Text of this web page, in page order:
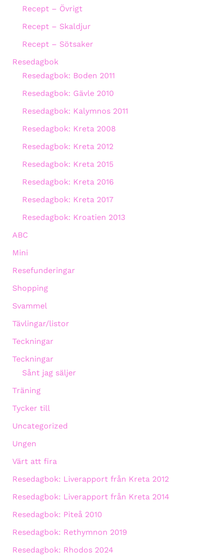
Recept – Övrigt
Recept – Skaldjur
Recept – Sötsaker
Resedagbok
Resedagbok: Boden 2011
Resedagbok: Gävle 2010
Resedagbok: Kalymnos 2011
Resedagbok: Kreta 2008
Resedagbok: Kreta 2012
Resedagbok: Kreta 2015
Resedagbok: Kreta 2016
Resedagbok: Kreta 2017
Resedagbok: Kroatien 2013
ABC
Mini
Resefunderingar
Shopping
Svammel
Tävlingar/listor
Teckningar
Teckningar
Sånt jag säljer
Träning
Tycker till
Uncategorized
Ungen
Värt att fira
Resedagbok: Liverapport från Kreta 2012
Resedagbok: Liverapport från Kreta 2014
Resedagbok: Piteå 2010
Resedagbok: Rethymnon 2019
Resedagbok: Rhodos 2024